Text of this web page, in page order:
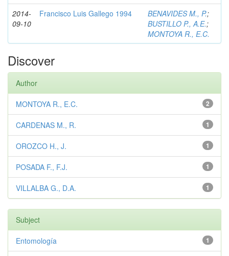
2014-
09-10
Francisco Luis Gallego 1994 BENAVIDES M., P.;
BUSTILLO P., A.E.;
MONTOYA R., E.C.
Discover
Author
2
MONTOYA R., E.C.
1
CARDENAS M., R.
1
OROZCO H., J.
1
POSADA F., F.J.
1
VILLALBA G., D.A.
Subject
1
Entomología